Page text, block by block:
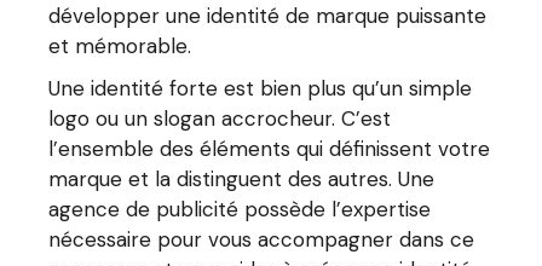
développer une identité de marque puissante
et mémorable.
Une identité forte est bien plus qu’un simple
logo ou un slogan accrocheur. C’est
l’ensemble des éléments qui définissent votre
marque et la distinguent des autres. Une
agence de publicité possède l’expertise
nécessaire pour vous accompagner dans ce